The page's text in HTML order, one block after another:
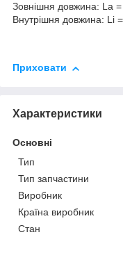
Зовнішня довжина: La
Внутрішня довжина: Li
Приховати
Характеристики
Основні
Тип
Тип запчастини
Виробник
Країна виробник
Стан